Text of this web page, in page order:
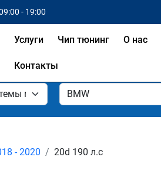
- 19:00
Услуги Чип тюнинг О нас
Контакты
- 2020 20d 190 л.с